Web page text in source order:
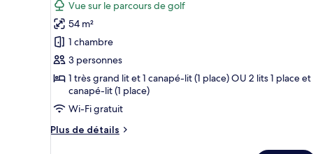
Chambre
Deluxe,
vue
golf
(King
Bed)
les
photos
pour
ce
type
chambre :
Suite
Junior,
Vue sur le parcours de golf
54 m²
1 chambre
3 personnes
1 très grand lit et 1 canapé-lit (1 place) OU 2 lits 1 place et
canapé-lit (1 place)
Wi-Fi gratuit
Plus de détails
Plus